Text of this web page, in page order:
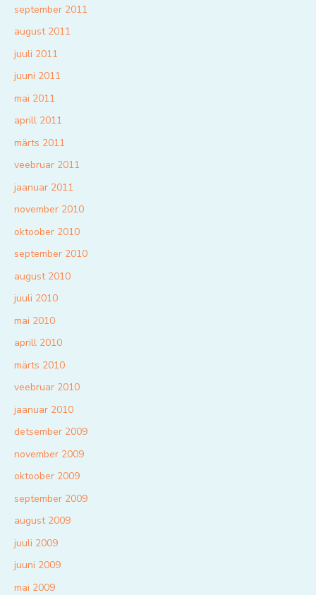
september 2011
august 2011
juuli 2011
juuni 2011
mai 2011
aprill 2011
märts 2011
veebruar 2011
jaanuar 2011
november 2010
oktoober 2010
september 2010
august 2010
juuli 2010
mai 2010
aprill 2010
märts 2010
veebruar 2010
jaanuar 2010
detsember 2009
november 2009
oktoober 2009
september 2009
august 2009
juuli 2009
juuni 2009
mai 2009